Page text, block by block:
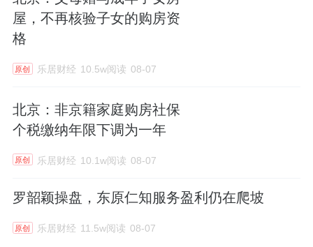
屋，不再核验子女的购房资
格
原创 乐居财经 10.5w阅读 08-07
北京：非京籍家庭购房社保
个税缴纳年限下调为一年
原创 乐居财经 10.1w阅读 08-07
罗韶颖操盘，东原仁知服务盈利仍在爬坡
原创 乐居财经 11.5w阅读 08-07